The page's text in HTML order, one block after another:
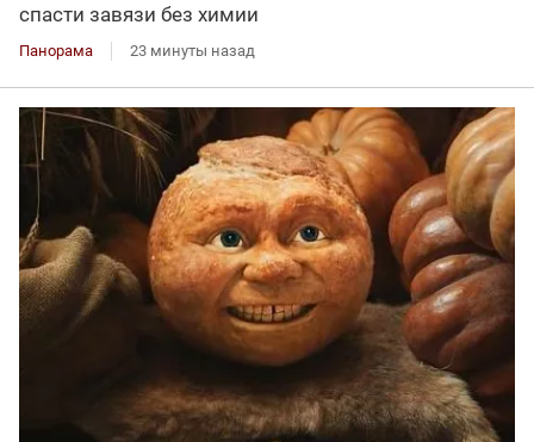
спасти завязи без химии
Панорама 23 минуты назад